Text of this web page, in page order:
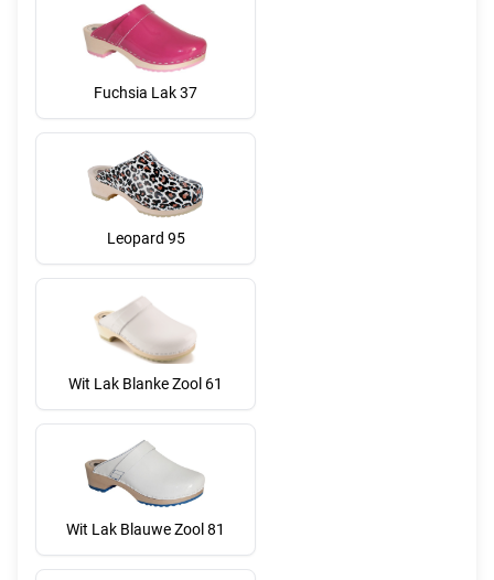
Fuchsia Lak 37
Leopard 95
Wit Lak Blanke Zool 61
Wit Lak Blauwe Zool 81